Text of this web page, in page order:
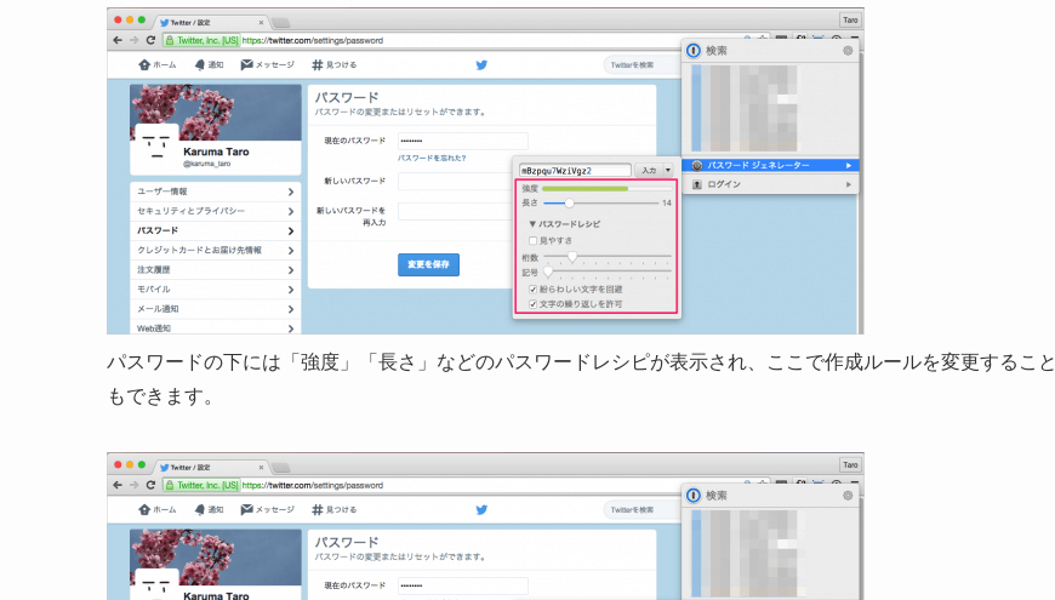
パスワードの下には「強度」「長さ」などのパスワードレシピが表示され、ここで作成ルールを変更すること
もできます。